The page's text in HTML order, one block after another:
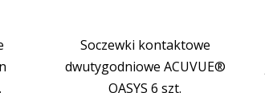
Soczewki kontaktowe
dwutygodniowe ACUVUE®
OASYS 6 szt.